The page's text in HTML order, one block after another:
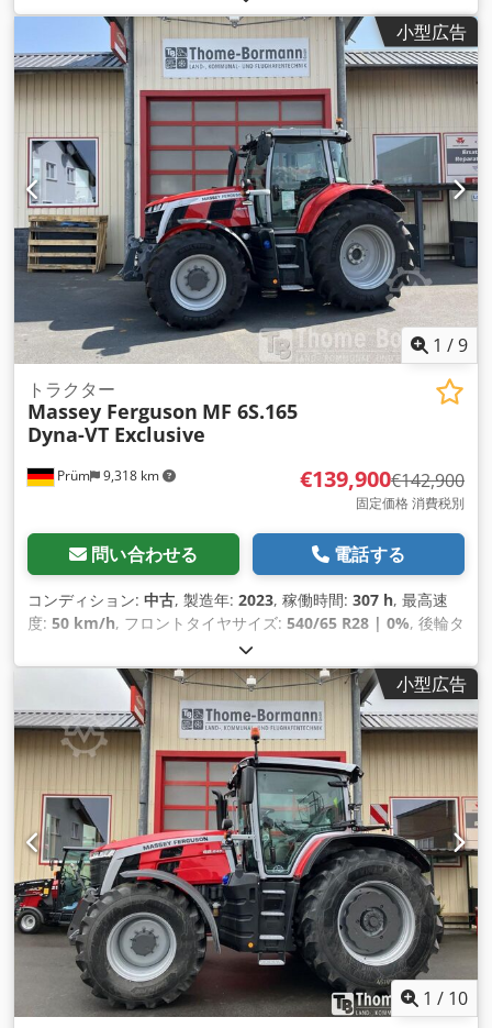
小型広告
1 /9
Prüm 9,318 km
トラクター
Massey Ferguson MF 6S.165
Dyna-VT Exclusive
€139,900€142,900
固定価格 消費税別
問い合わせる 電話する
コンディション: 中古, 製造年: 2023, 稼働時間: 307 h, 最高速
度: 50 km/h, フロントタイヤサイズ: 540/65 R28 | 0%, 後輪タ
, タイヤサイズ:
ッド数:35,
小型広告
1 / 10